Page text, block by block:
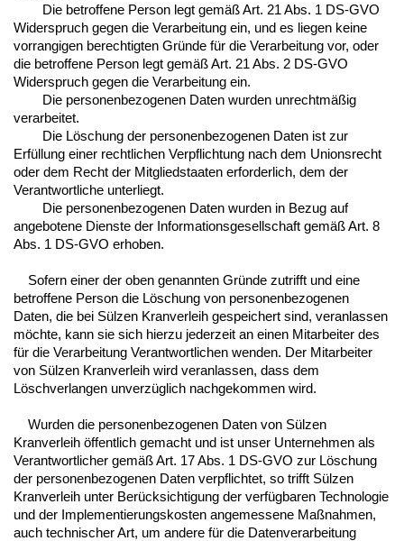
Die betroffene Person legt gemäß Art. 21 Abs. 1 DS-GVO
Widerspruch gegen die Verarbeitung ein, und es liegen keine
vorrangigen berechtigten Gründe für die Verarbeitung vor, oder
die betroffene Person legt gemäß Art. 21 Abs. 2 DS-GVO
Widerspruch gegen die Verarbeitung ein.
Die personenbezogenen Daten wurden unrechtmäßig
verarbeitet.
Die Löschung der personenbezogenen Daten ist zur
Erfüllung einer rechtlichen Verpflichtung nach dem Unionsrecht
oder dem Recht der Mitgliedstaaten erforderlich, dem der
Verantwortliche unterliegt.
Die personenbezogenen Daten wurden in Bezug auf
angebotene Dienste der Informationsgesellschaft gemäß Art. 8
Abs. 1 DS-GVO erhoben.
Sofern einer der oben genannten Gründe zutrifft und eine
betroffene Person die Löschung von personenbezogenen
Daten, die bei Sülzen Kranverleih gespeichert sind, veranlassen
möchte, kann sie sich hierzu jederzeit an einen Mitarbeiter des
für die Verarbeitung Verantwortlichen wenden. Der Mitarbeiter
von Sülzen Kranverleih wird veranlassen, dass dem
Löschverlangen unverzüglich nachgekommen wird.
Wurden die personenbezogenen Daten von Sülzen
Kranverleih öffentlich gemacht und ist unser Unternehmen als
Verantwortlicher gemäß Art. 17 Abs. 1 DS-GVO zur Löschung
der personenbezogenen Daten verpflichtet, so trifft Sülzen
Kranverleih unter Berücksichtigung der verfügbaren Technologie
und der Implementierungskosten angemessene Maßnahmen,
auch technischer Art, um andere für die Datenverarbeitung